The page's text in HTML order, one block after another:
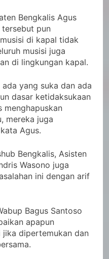
Bengkalis Agus
pun
di kapal tidak
musisi juga
di lingkungan kapal.
yang suka dan ada
dasar ketidaksukaan
mereka juga
Agus.
Bengkalis, Asisten
Wasono juga
ini dengan arif
Bagus Santoso
apapun
jika dipertemukan dan